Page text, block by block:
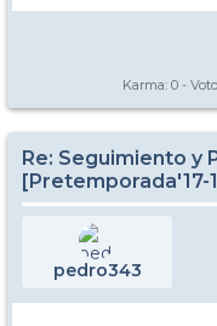
Karma: 0 -
Re: Seguimiento y
[Pretemporada'17-
pedro343